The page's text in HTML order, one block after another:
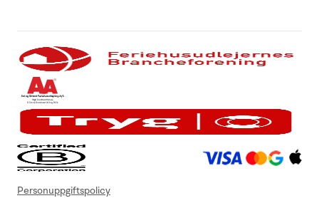
Personuppgiftspolicy